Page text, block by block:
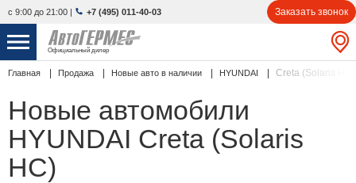
с 9:00 до 21:00 | +7 (495) 011-40-03 Заказать звонок
Официальный дилер
НОВЫЕ АВТОМОБИЛИ
С ПРОБЕГОМ 858 авто
СЕРВИС
Главная Продажа Новые авто в наличии HYUNDAI Creta (Solaris HC)
Новые автомобили
HYUNDAI Creta (Solaris
HC)